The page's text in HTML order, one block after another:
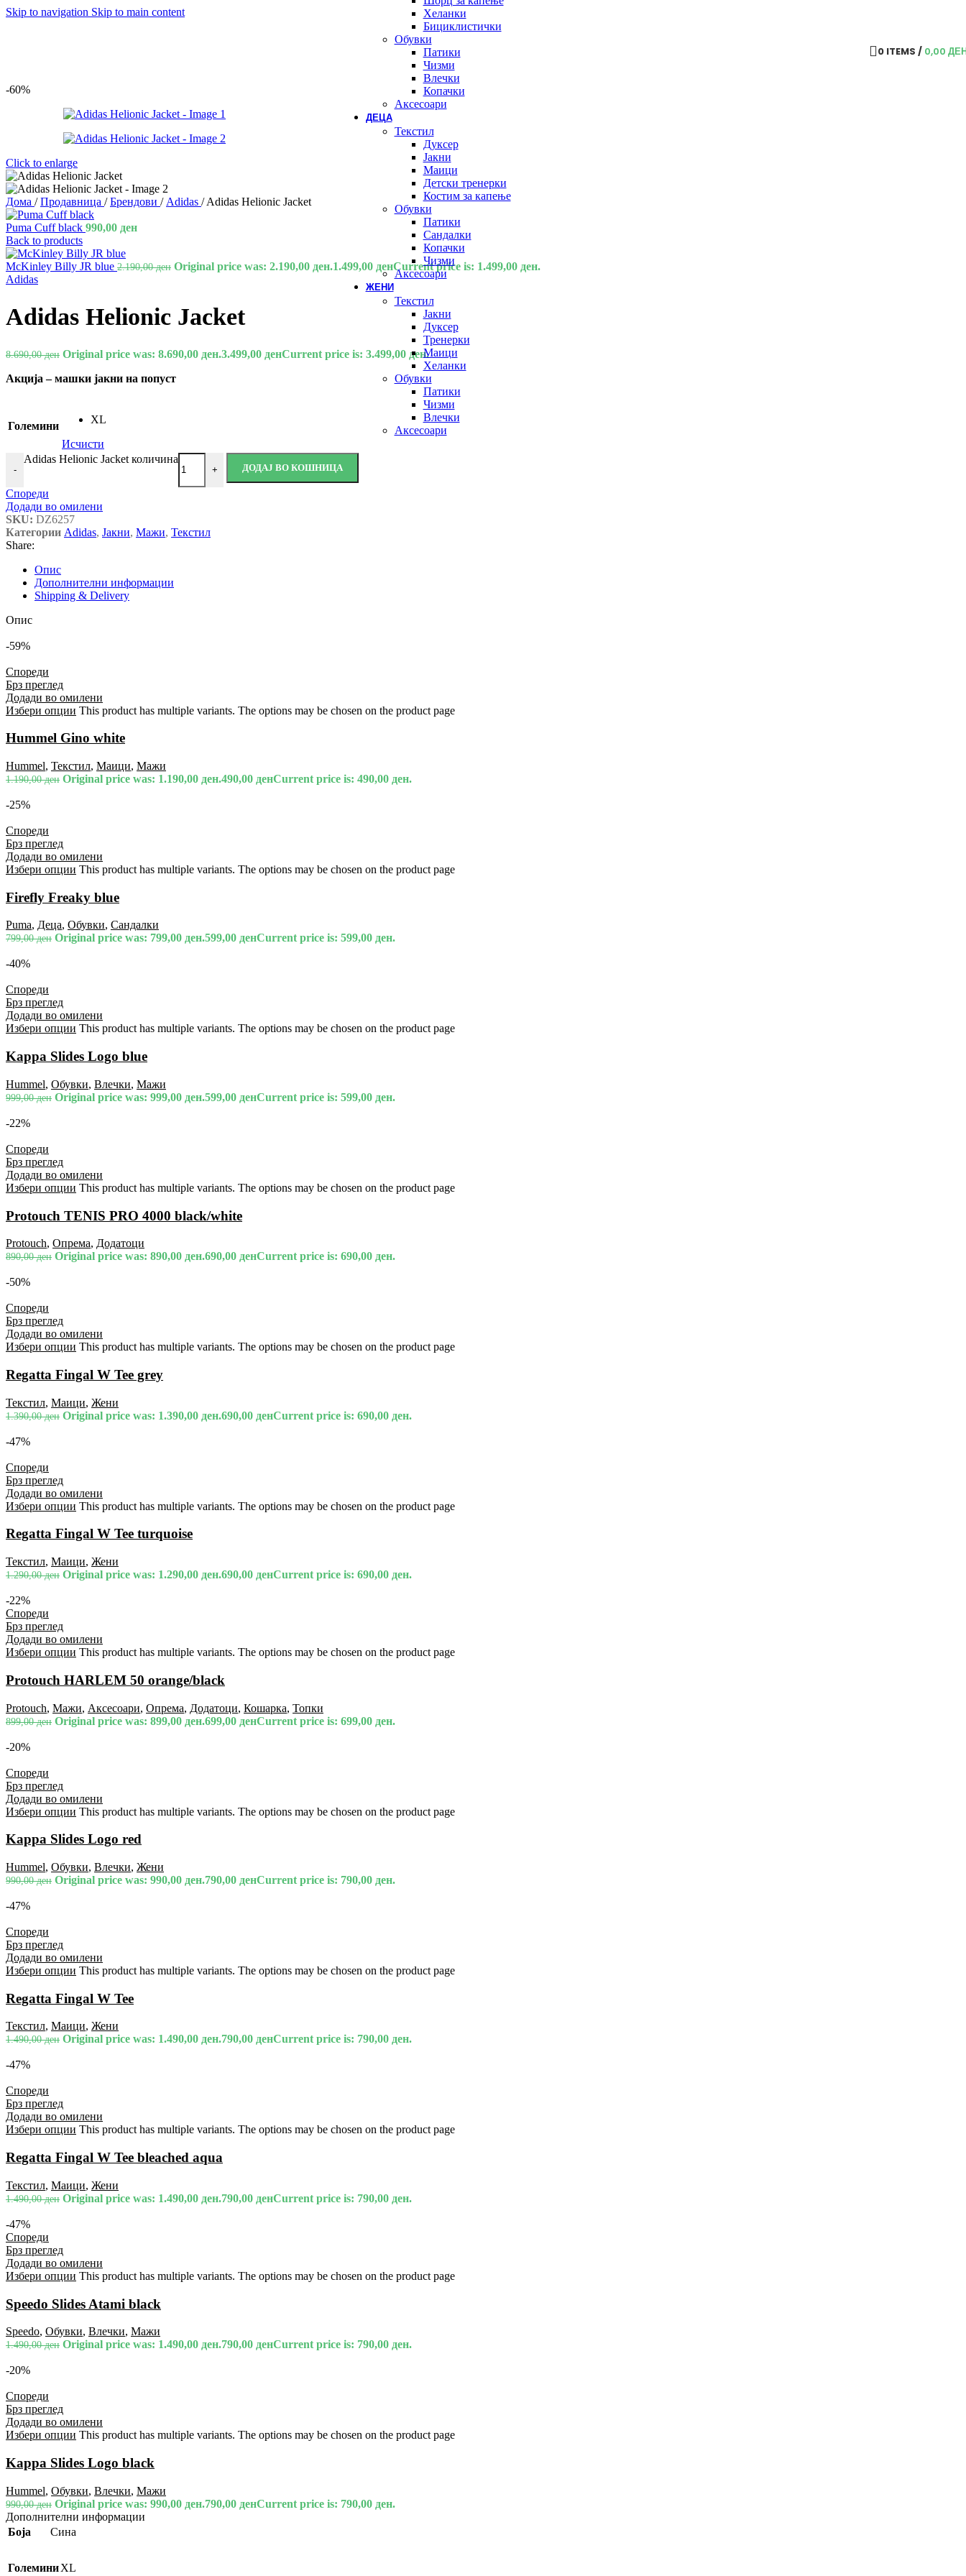
Skip to navigation Skip to main content
Хеланки
Бициклистички
Обувки
Патики
Чизми
Влечки
Копачки
Аксесоари
ДЕЦА
Текстил
Дуксер
Јакни
Маици
Детски тренерки
Костим за капење
Обувки
Патики
Сандалки
Копачки
Чизми
Аксесоари
ЖЕНИ
Текстил
Јакни
Дуксер
Тренерки
Маици
Хеланки
Обувки
Патики
Чизми
Влечки
Аксесоари
0 ITEMS / 0,00
-60%
Click to enlarge
Дома / Продавница / Брендови / Adidas / Adidas Helionic Jacket
Puma Cuff black 990,00 ден
Back to products
McKinley Billy JR blue 2.190,00ден Original price was: 2.190,00 ден.1.499,00 денCurrent price is: 1.499,00 ден.
Adidas
Adidas Helionic Jacket
8.690,00ден Original price was: 8.690,00 ден.3.499,00 денCurrent price is: 3.499,00 ден.
Акција – машки јакни на попуст
Големини
XL
Исчисти
-
Adidas Helionic Jacket количина
+ ДОДАЈ ВО КОШНИЦА
Спореди
Додади во омилени
SKU: DZ6257
Категории Adidas, Јакни, Мажи, Текстил
Share:
Опис
Дополнителни информации
Shipping & Delivery
Опис
-59%
Спореди
Брз преглед
Додади во омилени
Избери опции This product has multiple variants. The options may be chosen on the product page
Hummel Gino white
Hummel, Текстил, Маици, Мажи
1.190,00ден Original price was: 1.190,00 ден.490,00 денCurrent price is: 490,00 ден.
-25%
Спореди
Брз преглед
Додади во омилени
Избери опции This product has multiple variants. The options may be chosen on the product page
Firefly Freaky blue
Puma, Деца, Обувки, Сандалки
799,00ден Original price was: 799,00 ден.599,00 денCurrent price is: 599,00 ден.
-40%
Спореди
Брз преглед
Додади во омилени
Избери опции This product has multiple variants. The options may be chosen on the product page
Kappa Slides Logo blue
Hummel, Обувки, Влечки, Мажи
999,00ден Original price was: 999,00 ден.599,00 денCurrent price is: 599,00 ден.
-22%
Спореди
Брз преглед
Додади во омилени
Избери опции This product has multiple variants. The options may be chosen on the product page
Protouch TENIS PRO 4000 black/white
Protouch, Опрема, Додатоци
890,00ден Original price was: 890,00 ден.690,00 денCurrent price is: 690,00 ден.
-50%
Спореди
Брз преглед
Додади во омилени
Избери опции This product has multiple variants. The options may be chosen on the product page
Regatta Fingal W Tee grey
Текстил, Маици, Жени
1.390,00ден Original price was: 1.390,00 ден.690,00 денCurrent price is: 690,00 ден.
-47%
Спореди
Брз преглед
Додади во омилени
Избери опции This product has multiple variants. The options may be chosen on the product page
Regatta Fingal W Tee turquoise
Текстил, Маици, Жени
1.290,00ден Original price was: 1.290,00 ден.690,00 денCurrent price is: 690,00 ден.
-22%
Спореди
Брз преглед
Додади во омилени
Избери опции This product has multiple variants. The options may be chosen on the product page
Protouch HARLEM 50 orange/black
Protouch, Мажи, Аксесоари, Опрема, Додатоци, Кошарка, Топки
899,00ден Original price was: 899,00 ден.699,00 денCurrent price is: 699,00 ден.
-20%
Спореди
Брз преглед
Додади во омилени
Избери опции This product has multiple variants. The options may be chosen on the product page
Kappa Slides Logo red
Hummel, Обувки, Влечки, Жени
990,00ден Original price was: 990,00 ден.790,00 денCurrent price is: 790,00 ден.
-47%
Спореди
Брз преглед
Додади во омилени
Избери опции This product has multiple variants. The options may be chosen on the product page
Regatta Fingal W Tee
Текстил, Маици, Жени
1.490,00ден Original price was: 1.490,00 ден.790,00 денCurrent price is: 790,00 ден.
-47%
Спореди
Брз преглед
Додади во омилени
Избери опции This product has multiple variants. The options may be chosen on the product page
Regatta Fingal W Tee bleached aqua
Текстил, Маици, Жени
1.490,00ден Original price was: 1.490,00 ден.790,00 денCurrent price is: 790,00 ден.
-47%
Спореди
Брз преглед
Додади во омилени
Избери опции This product has multiple variants. The options may be chosen on the product page
Speedo Slides Atami black
Speedo, Обувки, Влечки, Мажи
1.490,00ден Original price was: 1.490,00 ден.790,00 денCurrent price is: 790,00 ден.
-20%
Спореди
Брз преглед
Додади во омилени
Избери опции This product has multiple variants. The options may be chosen on the product page
Kappa Slides Logo black
Hummel, Обувки, Влечки, Мажи
990,00ден Original price was: 990,00 ден.790,00 денCurrent price is: 790,00 ден.
Дополнителни информации
Боја
Сина
ГолеминиXL